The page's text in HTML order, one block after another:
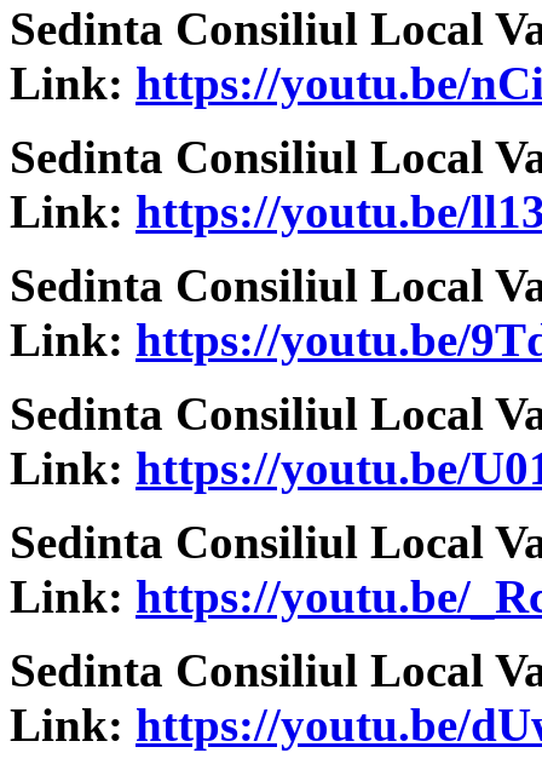
Sedinta Consiliul Local
Link: https://youtu.be/
Sedinta Consiliul Local
Link: https://youtu.be/
Sedinta Consiliul Local
Link: https://youtu.be/
Sedinta Consiliul Local
Link: https://youtu.be/
Sedinta Consiliul Local
Link: https://youtu.be/
Sedinta Consiliul Local
Link: https://youtu.be/